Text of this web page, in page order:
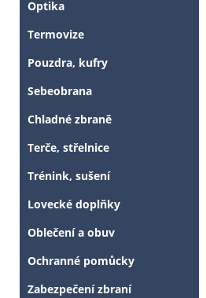
Optika
Termovize
Pouzdra, kufry
Sebeobrana
Chladné zbraně
Terče, střelnice
Trénink, sušení
Lovecké doplňky
Oblečení a obuv
Ochranné pomůcky
Zabezpečení zbraní